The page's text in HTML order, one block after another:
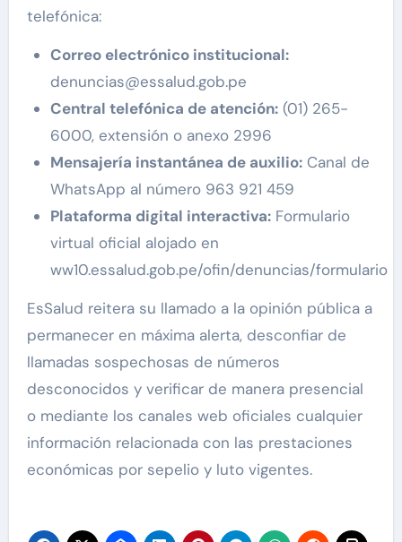
telefónica:
Correo electrónico institucional:
denuncias@essalud.gob.pe
Central telefónica de atención:(01) 265-
6000, extensión o anexo 2996
Mensajería instantánea de auxilio:Canal de
WhatsApp al número 963 921 459
Plataforma digital interactiva:Formulario
virtual oficial alojado en
ww10.essalud.gob.pe/ofin/denuncias/formulario
EsSalud reitera su llamado a la opinión pública a
permanecer en máxima alerta, desconfiar de
llamadas sospechosas de números
desconocidos y verificar de manera presencial
o mediante los canales web oficiales cualquier
información relacionada con las prestaciones
económicas por sepelio y luto vigentes.